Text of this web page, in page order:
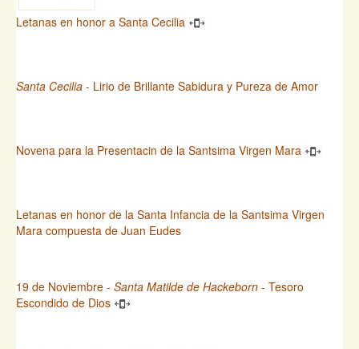
Letanas en honor a Santa Cecilia
Santa Cecilia - Lirio de Brillante Sabidura y Pureza de Amor
Novena para la Presentacin de la Santsima Virgen Mara
Letanas en honor de la Santa Infancia de la Santsima Virgen
Mara compuesta de Juan Eudes
19 de Noviembre - Santa Matilde de Hackeborn - Tesoro
Escondido de Dios